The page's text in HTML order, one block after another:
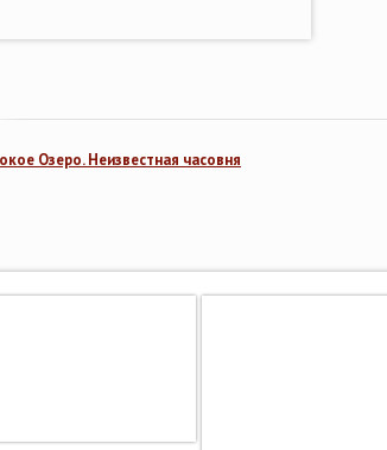
Озеро. Неизвестная часовня